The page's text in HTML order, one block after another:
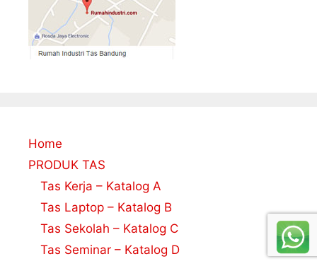
Home
PRODUK TAS
Tas Kerja – Katalog A
Tas Laptop – Katalog B
Tas Sekolah – Katalog C
Tas Seminar – Katalog D